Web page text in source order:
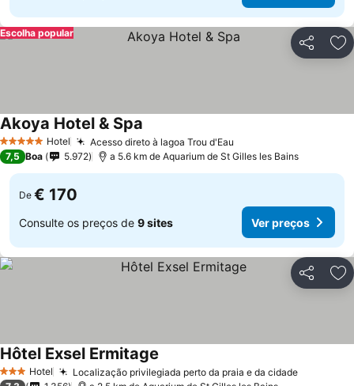
Partilhar
Escolha popular
5 Estrelas Hotel Acesso direto à lagoa Trou d'Eau
Akoya Hotel & Spa
7,5 Boa 5.972 a 5.6 km de Aquarium de St Gilles les Bains
De € 170
Consulte os preços de 9 sites Ver preços
Partilhar
3 EstrelasHotel Localização privilegiada perto da praia e da cidade
Hôtel Exsel Ermitage